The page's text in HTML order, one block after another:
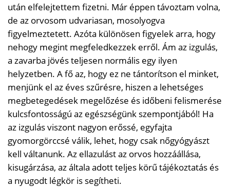
után elfelejtettem fizetni. Már éppen távoztam volna,
de az orvosom udvariasan, mosolyogva
figyelmeztetett. Azóta különösen figyelek arra, hogy
nehogy megint megfeledkezzek erről. Ám az izgulás,
a zavarba jövés teljesen normális egy ilyen
helyzetben. A fő az, hogy ez ne tántorítson el minket,
menjünk el az éves szűrésre, hiszen a lehetséges
megbetegedések megelőzése és időbeni felismerése
kulcsfontosságú az egészségünk szempontjából! Ha
az izgulás viszont nagyon erőssé, egyfajta
gyomorgörccsé válik, lehet, hogy csak nőgyógyászt
kell váltanunk. Az ellazulást az orvos hozzáállása,
kisugárzása, az általa adott teljes körű tájékoztatás és
a nyugodt légkör is segítheti.